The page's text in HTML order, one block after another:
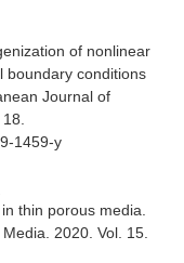
of nonlinear
boundary conditions
Journal of
1459-y
thin porous media.
. 2020. Vol. 15.